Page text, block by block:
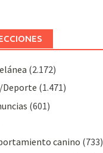
(2.172)
(1.471)
(601)
canino (733)